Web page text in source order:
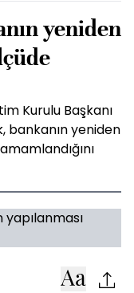
yeniden
Kurulu Başkanı
bankanın yeniden